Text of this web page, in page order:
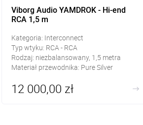
Viborg Audio YAMDROK - Hi-end
RCA 1,5 m
Kategoria: Interconnect
Typ wtyku: RCA - RCA
Rodzaj: niezbalansowany, 1,5 metra
Materiał przewodnika: Pure Silver
12 000,00 zł